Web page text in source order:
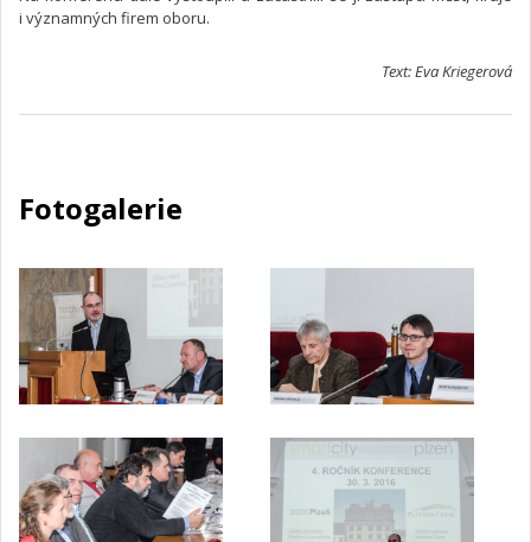
i významných firem oboru.
Text: Eva Kriegerová
Fotogalerie